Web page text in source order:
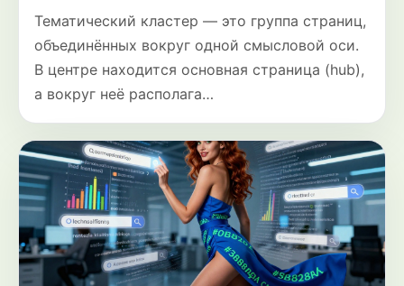
Тематический кластер — это группа страниц,
объединённых вокруг одной смысловой оси.
В центре находится основная страница (hub),
а вокруг неё располага…